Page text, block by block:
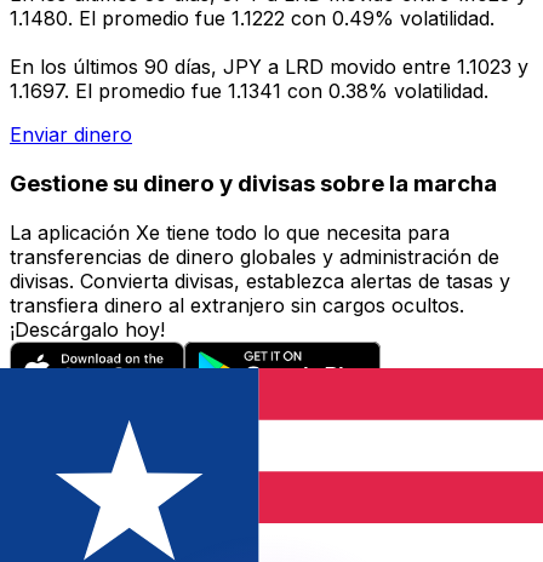
1.1480. El promedio fue 1.1222 con 0.49% volatilidad.
En los últimos 90 días, JPY a LRD movido entre 1.1023 y
1.1697. El promedio fue 1.1341 con 0.38% volatilidad.
Enviar dinero
Gestione su dinero y divisas sobre la marcha
La aplicación Xe tiene todo lo que necesita para
transferencias de dinero globales y administración de
divisas. Convierta divisas, establezca alertas de tasas y
transfiera dinero al extranjero sin cargos ocultos.
¡Descárgalo hoy!